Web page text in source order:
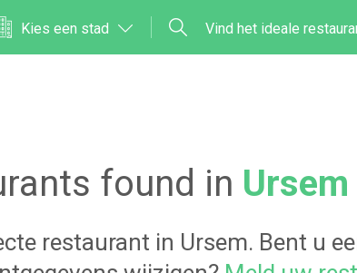
Kies een stad Vind het ideale
found in Ursem
restaurant in Ursem. Bent u